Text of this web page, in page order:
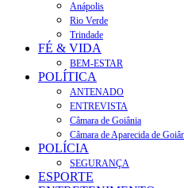
Anápolis
Rio Verde
Trindade
FÉ & VIDA
BEM-ESTAR
POLÍTICA
ANTENADO
ENTREVISTA
Câmara de Goiânia
Câmara de Aparecida de
POLÍCIA
SEGURANÇA
ESPORTE